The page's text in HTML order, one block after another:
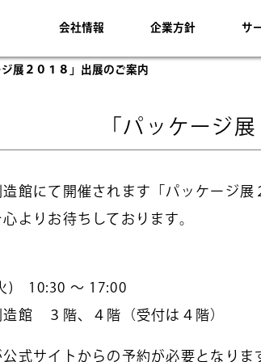
会社情報 企業方針 サ
ジ展２０１８」出展のご案内
「パッケージ
館にて開催されます「パッケージ展
よりお待ちしております。
) 10:30 ～ 17:00
造館 ３階、４階（受付は４階）
式サイトからの予約が必要となりま